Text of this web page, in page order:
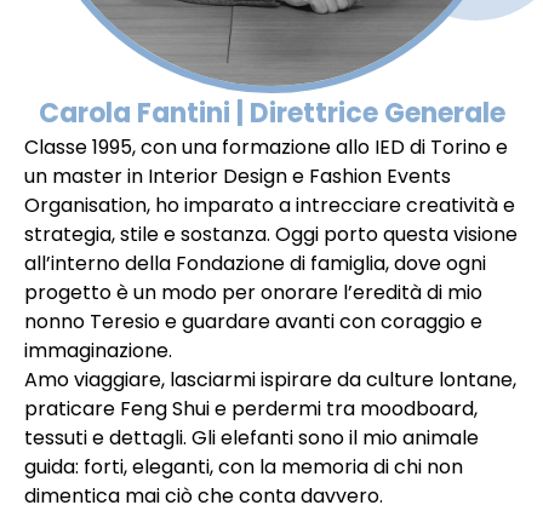
Carola Fantini | Direttrice Generale
Classe 1995, con una formazione allo IED di Torino e
un master in Interior Design e Fashion Events
Organisation, ho imparato a intrecciare creatività e
strategia, stile e sostanza. Oggi porto questa visione
all’interno della Fondazione di famiglia, dove ogni
progetto è un modo per onorare l’eredità di mio
nonno Teresio e guardare avanti con coraggio e
immaginazione.
Amo viaggiare, lasciarmi ispirare da culture lontane,
praticare Feng Shui e perdermi tra moodboard,
tessuti e dettagli. Gli elefanti sono il mio animale
guida: forti, eleganti, con la memoria di chi non
dimentica mai ciò che conta davvero.